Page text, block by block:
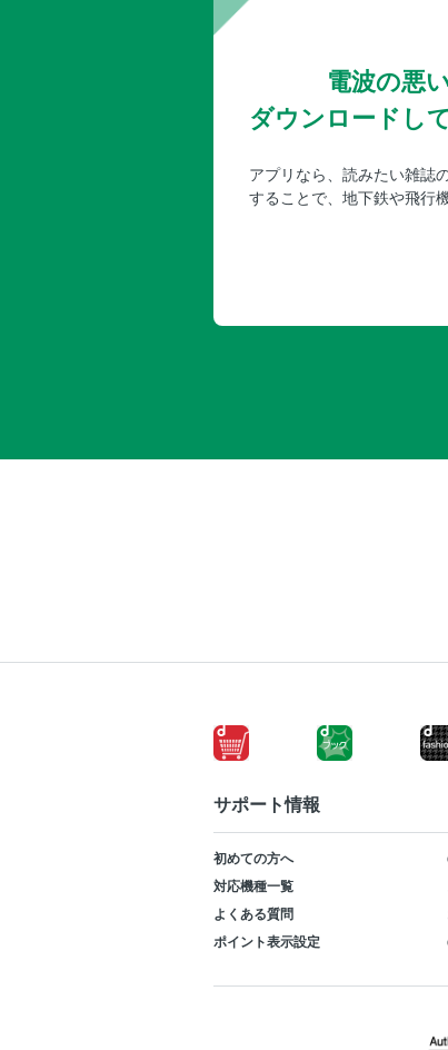
電波の悪
ダウンロードし
アプリなら、読みたい雑誌
することで、地下鉄や飛行
サポート情報
初めての方へ
対応機種一覧
よくある質問
ポイント表示設定